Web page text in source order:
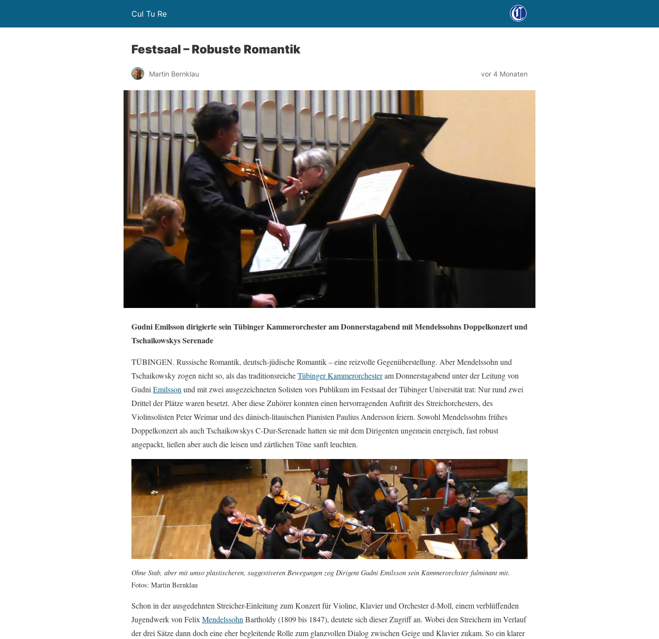
Cul Tu Re
Festsaal – Robuste Romantik
Martin Bernklau vor 4 Monaten
Gudni Emilsson dirigierte sein Tübinger Kammerorchester am Donnerstagabend mit Mendelssohns Doppelkonzert und
Tschaikowskys Serenade
TÜBINGEN. Russische Romantik, deutsch-jüdische Romantik – eine reizvolle Gegenüberstellung. Aber Mendelssohn und
Tschaikowsky zogen nicht so, als das traditionsreicheTübinger Kammerorchesteram Donnerstagabend unter der Leitung von
GudniEmilssonund mit zwei ausgezeichneten Solisten vors Publikum im Festsaal der Tübinger Universität trat: Nur rund zwei
Drittel der Plätze waren besetzt. Aber diese Zuhörer konnten einen hervorragenden Auftritt des Streichorchesters, des
Violinsolisten Peter Weimar und des dänisch-litauischen Pianisten Paulius Andersson feiern. Sowohl Mendelssohns frühes
Doppelkonzert als auch Tschaikowskys C-Dur-Serenade hatten sie mit dem Dirigenten ungemein energisch, fast robust
angepackt, ließen aber auch die leisen und zärtlichen Töne sanft leuchten.
Ohne Stab, aber mit umso plastischeren, suggestiveren Bewegungen zog Dirigent Gudni Emilsson sein Kammerorchster fulminant mit.
Fotos: Martin Bernklau
Schon in der ausgedehnten Streicher-Einleitung zum Konzert für Violine, Klavier und Orchester d-Moll, einem verblüffenden
Jugendwerk von Felix Mendelssohn Bartholdy (1809 bis 1847), deutete sich dieser Zugriff an. Wobei den Streichern im Verlauf
der drei Sätze dann doch eine eher begleitende Rolle zum glanzvollen Dialog zwischen Geige und Klavier zukam. So ein klarer